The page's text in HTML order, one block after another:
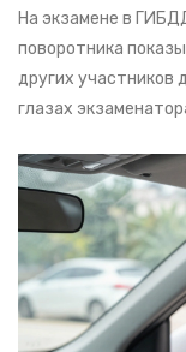
На экзамене в
поворотника
других участников
глазах